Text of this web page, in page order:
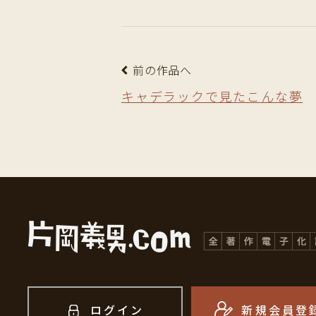
前の作品へ
キャデラックで見たこんな夢
ログイン 新規会員登